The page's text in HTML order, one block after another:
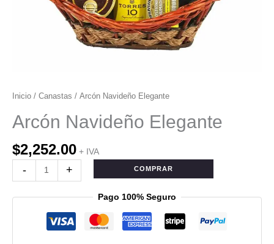
Inicio / Canastas / Arcón Navideño Elegante
Arcón Navideño Elegante
$2,252.00 + IVA
- + COMPRAR
Pago 100% Seguro